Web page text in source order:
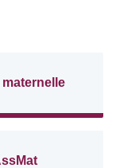
maternelle